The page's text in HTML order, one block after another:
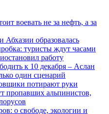
воевать не за нефть, а за
Абхазии образовалась
туристы ждут часами
работу
к 10 декабря – Аслан
один сценарий
потирают руки
пропавших альпинистов,
о свободе, экологии и